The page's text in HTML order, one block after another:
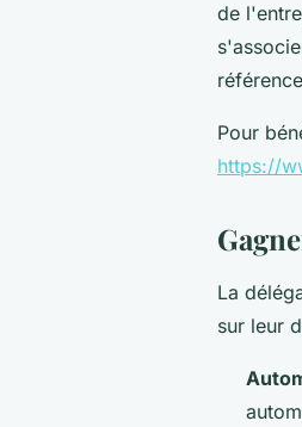
de
Pour
https://
La
sur leur